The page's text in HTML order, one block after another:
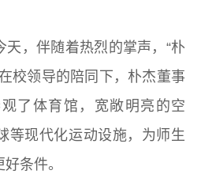
天，伴随着热烈的掌声，“朴
校领导的陪同下，朴杰董事
了体育馆，宽敞明亮的空
等现代化运动设施，为师生
条件。